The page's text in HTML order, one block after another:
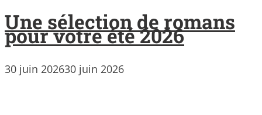
Une sélection de romans
pour votre été 2026
30 juin 202630 juin 2026